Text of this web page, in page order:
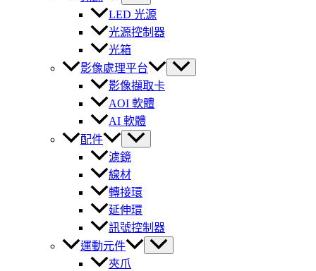
LED 光源
光源控制器
光箱
影像處理平台
影像擷取卡
AOI 軟體
AI 軟體
配件
濾鏡
線材
轉接環
延伸環
訊號控制器
運動元件
夾爪